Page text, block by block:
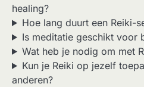
healing?
Hoe lang duurt een Reiki-
Is meditatie geschikt voor
Wat heb je nodig om met
Kun je Reiki op jezelf
anderen?